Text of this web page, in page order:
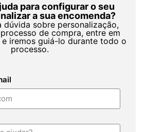
para configurar o seu
a sua encomenda?
dúvida sobre personalização,
de compra, entre em
iremos guiá-lo durante todo o
processo.